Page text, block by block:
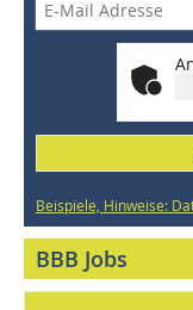
Beispiele, Hinweise:
BBB Jobs